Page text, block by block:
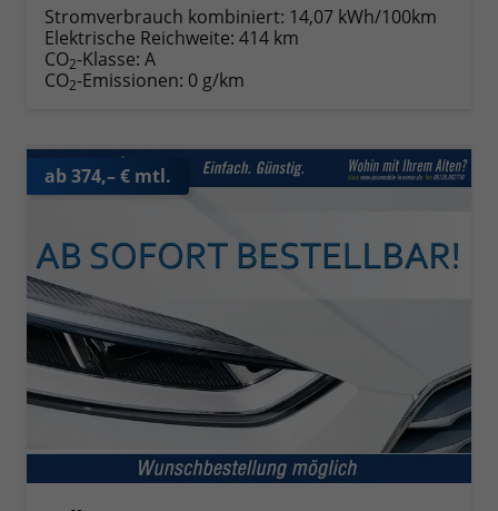
Stromverbrauch kombiniert: 14,07 kWh/100km
Elektrische Reichweite: 414 km
CO2-Klasse: A
CO2-Emissionen: 0 g/km
ab 374,– € mtl.